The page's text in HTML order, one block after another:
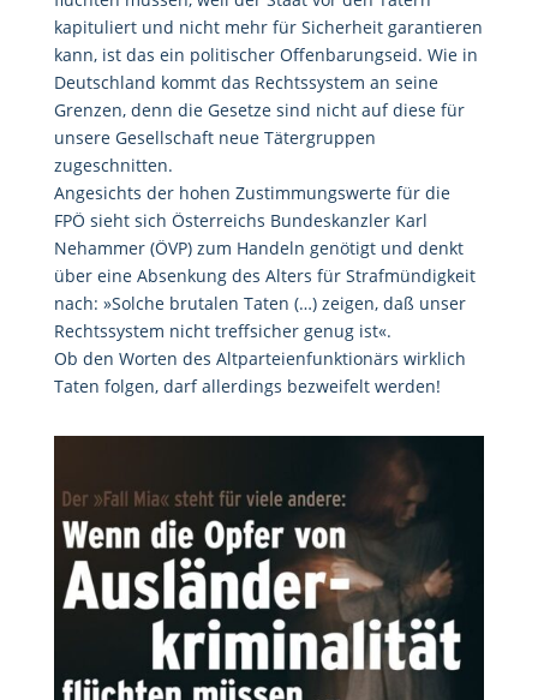
kapituliert und nicht mehr für Sicherheit garantieren
kann, ist das ein politischer Offenbarungseid. Wie in
Deutschland kommt das Rechtssystem an seine
Grenzen, denn die Gesetze sind nicht auf diese für
unsere Gesellschaft neue Tätergruppen
zugeschnitten.
Angesichts der hohen Zustimmungswerte für die
FPÖ sieht sich Österreichs Bundeskanzler Karl
Nehammer (ÖVP) zum Handeln genötigt und denkt
über eine Absenkung des Alters für Strafmündigkeit
nach: »Solche brutalen Taten (…) zeigen, daß unser
Rechtssystem nicht treffsicher genug ist«.
Ob den Worten des Altparteienfunktionärs wirklich
Taten folgen, darf allerdings bezweifelt werden!